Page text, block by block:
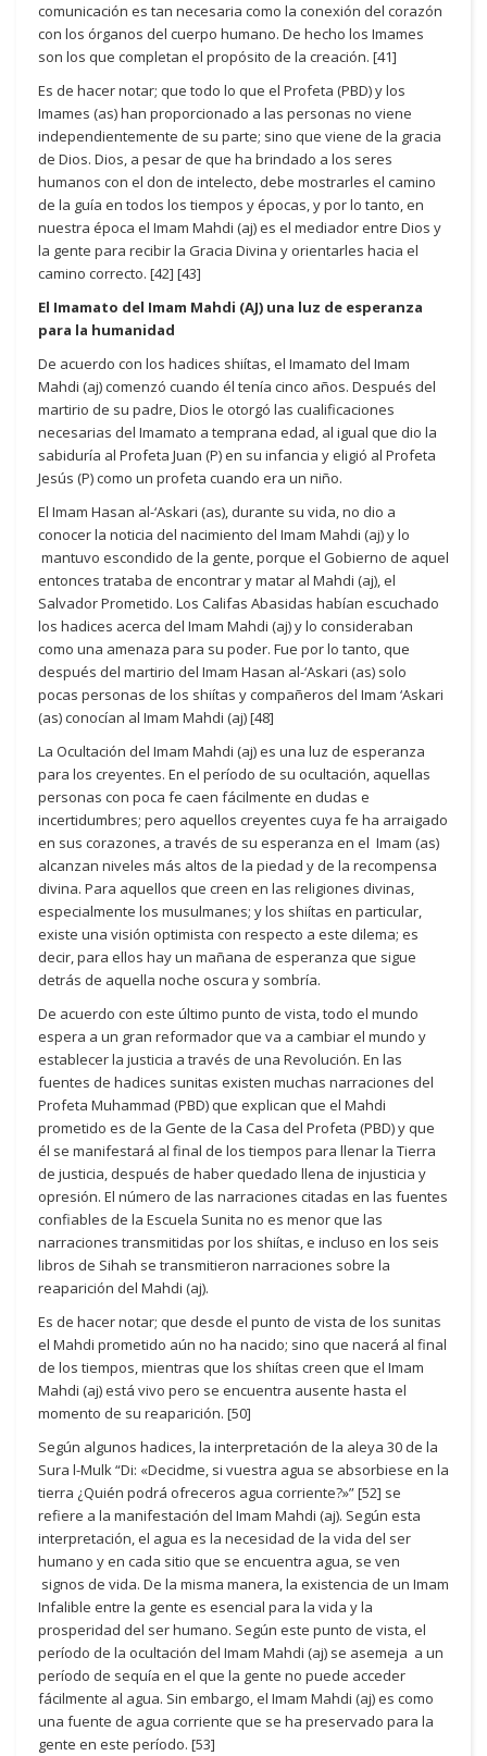
comunicación es tan necesaria como la conexión del corazón
con los órganos del cuerpo humano. De hecho los Imames
son los que completan el propósito de la creación. [41]
Es de hacer notar; que todo lo que el Profeta (PBD) y los
Imames (as) han proporcionado a las personas no viene
independientemente de su parte; sino que viene de la gracia
de Dios. Dios, a pesar de que ha brindado a los seres
humanos con el don de intelecto, debe mostrarles el camino
de la guía en todos los tiempos y épocas, y por lo tanto, en
nuestra época el Imam Mahdi (aj) es el mediador entre Dios y
la gente para recibir la Gracia Divina y orientarles hacia el
camino correcto. [42] [43]
El Imamato del Imam Mahdi (AJ) una luz de esperanza
para la humanidad
De acuerdo con los hadices shiítas, el Imamato del Imam
Mahdi (aj) comenzó cuando él tenía cinco años. Después del
martirio de su padre, Dios le otorgó las cualificaciones
necesarias del Imamato a temprana edad, al igual que dio la
sabiduría al Profeta Juan (P) en su infancia y eligió al Profeta
Jesús (P) como un profeta cuando era un niño.
El Imam Hasan al-‘Askari (as), durante su vida, no dio a
conocer la noticia del nacimiento del Imam Mahdi (aj) y lo
mantuvo escondido de la gente, porque el Gobierno de aquel
entonces trataba de encontrar y matar al Mahdi (aj), el
Salvador Prometido. Los Califas Abasidas habían escuchado
los hadices acerca del Imam Mahdi (aj) y lo consideraban
como una amenaza para su poder. Fue por lo tanto, que
después del martirio del Imam Hasan al-‘Askari (as) solo
pocas personas de los shiítas y compañeros del Imam ‘Askari
(as) conocían al Imam Mahdi (aj) [48]
La Ocultación del Imam Mahdi (aj) es una luz de esperanza
para los creyentes. En el período de su ocultación, aquellas
personas con poca fe caen fácilmente en dudas e
incertidumbres; pero aquellos creyentes cuya fe ha arraigado
en sus corazones, a través de su esperanza en el Imam (as)
alcanzan niveles más altos de la piedad y de la recompensa
divina. Para aquellos que creen en las religiones divinas,
especialmente los musulmanes; y los shiítas en particular,
existe una visión optimista con respecto a este dilema; es
decir, para ellos hay un mañana de esperanza que sigue
detrás de aquella noche oscura y sombría.
De acuerdo con este último punto de vista, todo el mundo
espera a un gran reformador que va a cambiar el mundo y
establecer la justicia a través de una Revolución. En las
fuentes de hadices sunitas existen muchas narraciones del
Profeta Muhammad (PBD) que explican que el Mahdi
prometido es de la Gente de la Casa del Profeta (PBD) y que
él se manifestará al final de los tiempos para llenar la Tierra
de justicia, después de haber quedado llena de injusticia y
opresión. El número de las narraciones citadas en las fuentes
confiables de la Escuela Sunita no es menor que las
narraciones transmitidas por los shiítas, e incluso en los seis
libros de Sihah se transmitieron narraciones sobre la
reaparición del Mahdi (aj).
Es de hacer notar; que desde el punto de vista de los sunitas
el Mahdi prometido aún no ha nacido; sino que nacerá al final
de los tiempos, mientras que los shiítas creen que el Imam
Mahdi (aj) está vivo pero se encuentra ausente hasta el
momento de su reaparición. [50]
Según algunos hadices, la interpretación de la aleya 30 de la
Sura l-Mulk “Di: «Decidme, si vuestra agua se absorbiese en la
tierra ¿Quién podrá ofreceros agua corriente?»” [52] se
refiere a la manifestación del Imam Mahdi (aj). Según esta
interpretación, el agua es la necesidad de la vida del ser
humano y en cada sitio que se encuentra agua, se ven
signos de vida. De la misma manera, la existencia de un Imam
Infalible entre la gente es esencial para la vida y la
prosperidad del ser humano. Según este punto de vista, el
período de la ocultación del Imam Mahdi (aj) se asemeja a un
período de sequía en el que la gente no puede acceder
fácilmente al agua. Sin embargo, el Imam Mahdi (aj) es como
una fuente de agua corriente que se ha preservado para la
gente en este período. [53]